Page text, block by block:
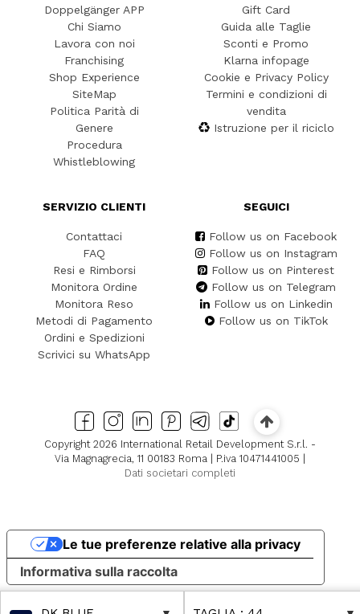
Doppelgänger APP
Chi Siamo
Lavora con noi
Franchising
Shop Experience
SiteMap
Politica Parità di
Genere
Procedura
Whistleblowing
Gift Card
Guida alle Taglie
Sconti e Promo
Klarna infopage
Cookie e Privacy Policy
Termini e condizioni di
vendita
Istruzione per il riciclo
SERVIZIO CLIENTI
Contattaci
FAQ
Resi e Rimborsi
Monitora Ordine
Monitora Reso
Metodi di Pagamento
Ordini e Spedizioni
Scrivici su WhatsApp
SEGUICI
Follow us on Facebook
Follow us on Instagram
Follow us on Pinterest
Follow us on Telegram
Follow us on Linkedin
Follow us on TikTok
Copyright 2026 International Retail Development S.r.l. -
Via Magnagrecia, 11 00183 Roma | P.iva 10471441005 |
Dati societari completi
Informativa sulla raccolta
Le tue preferenze relative alla privacy